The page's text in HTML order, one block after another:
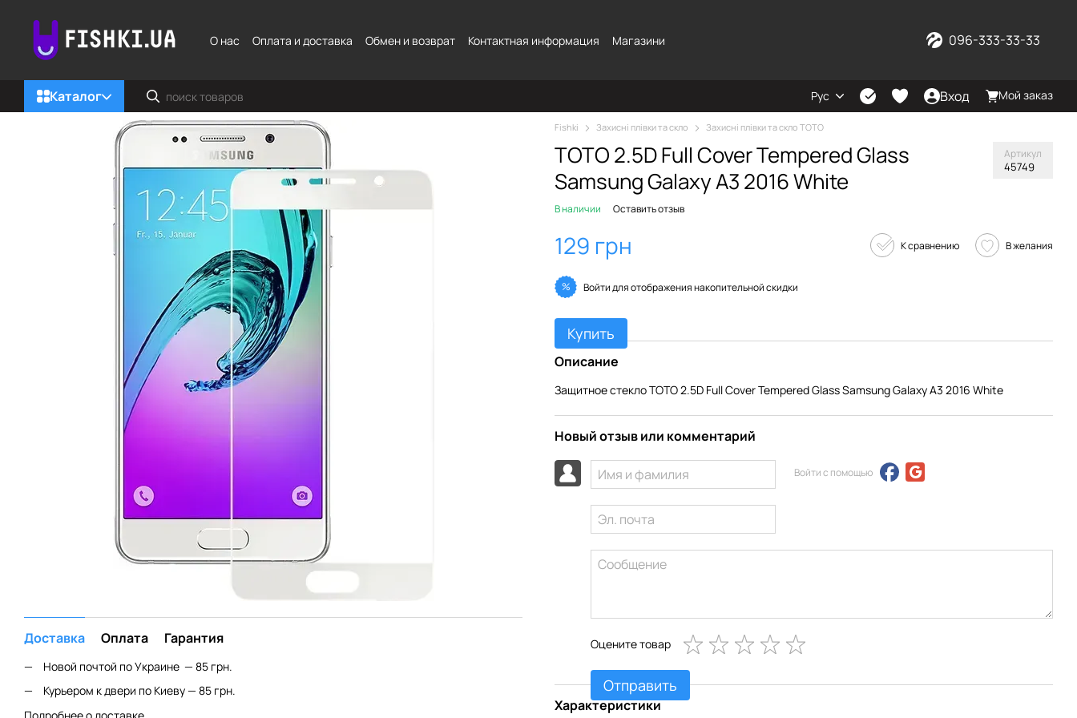
О нас
Оплата и доставка Обмен и возврат Контактная информация Магазини 096-333-33-33
Каталог Рус Вход Мой заказ
Доставка Оплата Гарантия
Новой почтой по Украине — 85 грн.
Курьером к двери по Киеву — 85 грн.
Fishki Захисні плівки та скло Захисні плівки та скло TOTO
TOTO 2.5D Full Cover Tempered Glass
Samsung Galaxy A3 2016 White
Артикул
45749
В наличии Оставить отзыв
129 грн К сравнению В желания
% Войтидля отображения накопительной скидки
Купить
Описание
Защитное стекло TOTO 2.5D Full Cover Tempered Glass Samsung Galaxy A3 2016 White
Новый отзыв или комментарий
Войти с помощью
Оцените товар
Отправить
Характеристики